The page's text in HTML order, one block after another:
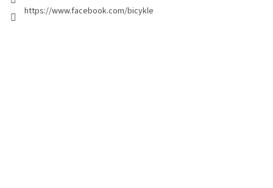
https://www.facebook.com/bicykle